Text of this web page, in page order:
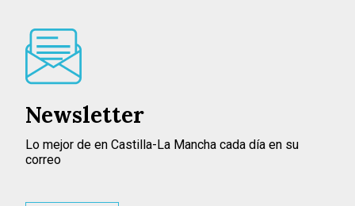
Newsletter
Lo mejor de en Castilla-La Mancha cada día en su
correo